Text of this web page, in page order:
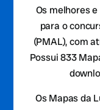
Os melhores
para o
(PMAL), com
Possui 833
Os Mapas da